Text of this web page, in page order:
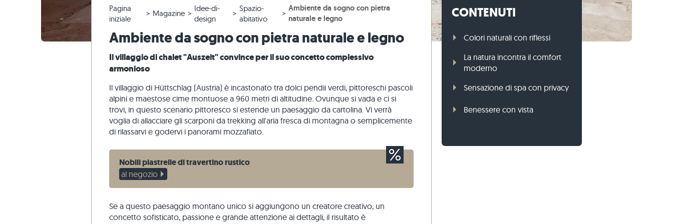
Piastrelle in quarzite
Piastrelle di marmo
Piastrelle antiche
Rivestimenti di pietra
Piastrelle beige
Piastrelle grigie
Pavimento calcarea
Pavimento marmo
Pavimento quarzite
Pavimento basalto
Lastre per terrazze beige
Pavimento grigio
Sampietrini calcari
Sampietrini di gneiss
Listelli per pavimentazione
Gradini di blocco di gneiss
Gradini di blocco calcari
Mattoni di pietra travertino
Mattoni di pietra gneiss
Rivestimenti di pietra
Cordoli per prato di gneiss
Reclami e riordini
Modifica e annullamento dell'ordine
Spedizione di campioni
Tour panoramico
Progettazione di giardini
Stili di vita
Impressioni dei clienti
Marmo
Quarzite
Pietra arenaria
Ardesia
Pagina
iniziale
Magazine
Idee-di-
design
Spazio-
abitativo
Ambiente da sogno con pietra
naturale e legno
Ambiente da sogno con pietra naturale e legno
Il villaggio di chalet "Auszeit" convince per il suo concetto complessivo
armonioso
Il villaggio di Hüttschlag (Austria) è incastonato tra dolci pendii verdi, pittoreschi pascoli
alpini e maestose cime montuose a 960 metri di altitudine. Ovunque si vada e ci si
trovi, in questo scenario pittoresco si estende un paesaggio da cartolina. Vi verrà
voglia di allacciare gli scarponi da trekking all'aria fresca di montagna o semplicemente
di rilassarvi e godervi i panorami mozzafiato.
Nobili piastrelle di travertino rustico
al negozio
Se a questo paesaggio montano unico si aggiungono un creatore creativo, un
concetto sofisticato, passione e grande attenzione ai dettagli, il risultato è
CONTENUTI
Colori naturali con riflessi
La natura incontra il comfort
moderno
Sensazione di spa con privacy
Benessere con vista